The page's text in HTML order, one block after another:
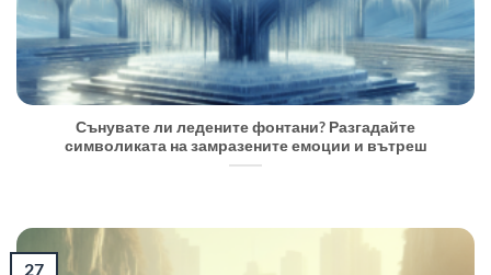
Сънувате ли ледените фонтани? Разгадайте
символиката на замразените емоции и вътреш
27